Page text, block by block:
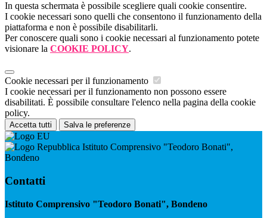
In questa schermata è possibile scegliere quali cookie consentire.
I cookie necessari sono quelli che consentono il funzionamento della
piattaforma e non è possibile disabilitarli.
Per conoscere quali sono i cookie necessari al funzionamento potete
visionare la COOKIE POLICY.
Cookie necessari per il funzionamento
I cookie necessari per il funzionamento non possono essere
disabilitati. È possibile consultare l'elenco nella pagina della cookie
policy.
Accetta tutti Salva le preferenze
Istituto Comprensivo "Teodoro Bonati",
Bondeno
Contatti
Istituto Comprensivo "Teodoro Bonati", Bondeno